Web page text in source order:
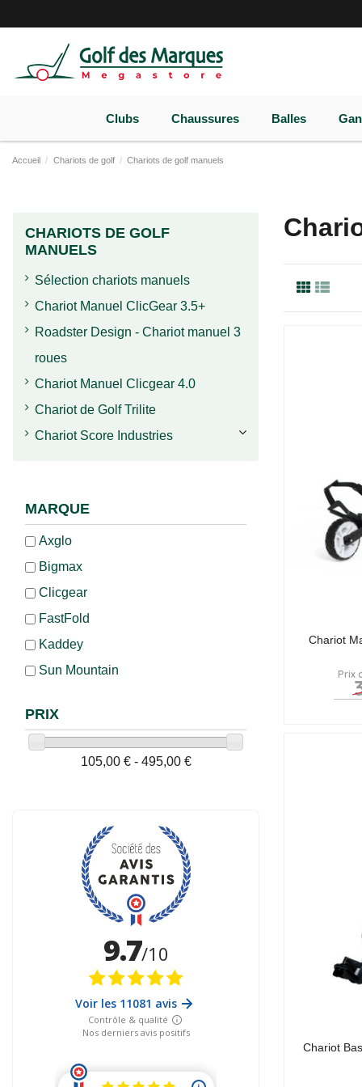
Clubs Chaussures Balles
Accueil Chariots de golf Chariots de golf manuels
Chariot
Prix
Chariot
CHARIOTS DE GOLF
MANUELS
Sélection chariots manuels
Chariot Manuel ClicGear 3.5+
Roadster Design - Chariot manuel 3
roues
Chariot Manuel Clicgear 4.0
Chariot de Golf Trilite
Chariot Score Industries
MARQUE
Axglo
Bigmax
Clicgear
FastFold
Kaddey
Sun Mountain
PRIX
105,00 € - 495,00 €